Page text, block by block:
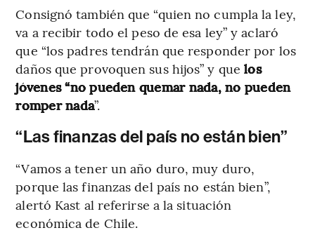
Consignó también que “quien no cumpla la ley,
va a recibir todo el peso de esa ley” y aclaró
que “los padres tendrán que responder por los
daños que provoquen sus hijos” y quelos
jóvenes “no pueden quemar nada, no pueden
romper nada”.
“Las finanzas del país no están bien”
“Vamos a tener un año duro, muy duro,
porque las finanzas del país no están bien”,
alertó Kast al referirse a la situación
económica de Chile.